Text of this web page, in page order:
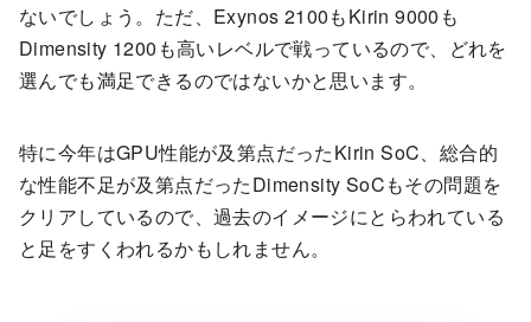
ないでしょう。ただ、Exynos 2100もKirin 9000も
Dimensity 1200も高いレベルで戦っているので、どれを
選んでも満足できるのではないかと思います。
特に今年はGPU性能が及第点だったKirin SoC、総合的
な性能不足が及第点だったDimensity SoCもその問題を
クリアしているので、過去のイメージにとらわれている
と足をすくわれるかもしれません。